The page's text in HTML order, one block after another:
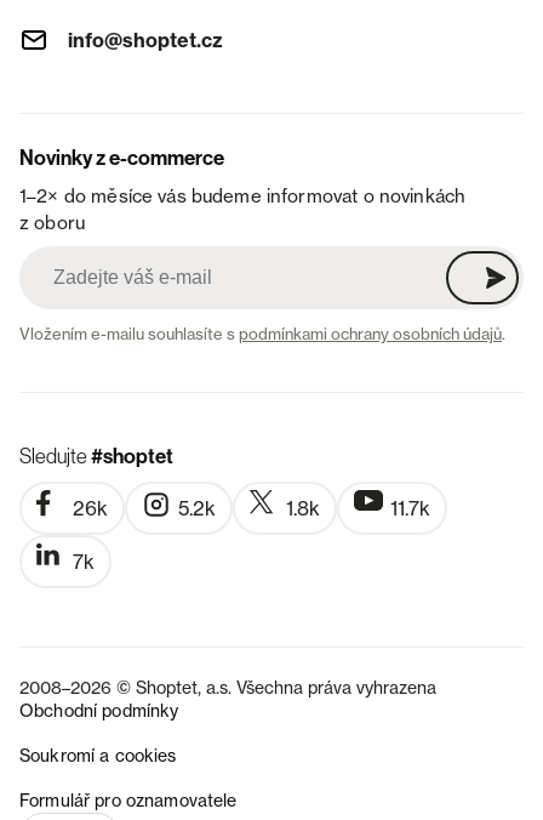
info@shoptet.cz
Novinky z e-commerce
1–2× do měsíce vás budeme informovat o novinkách
z oboru
Vložením e-mailu souhlasíte spodmínkami ochrany osobních údajů.
Sledujte#shoptet
26k 5.2k 1.8k 11.7k
7k
2008–2026 © Shoptet, a.s. Všechna práva vyhrazena
Obchodní podmínky
Soukromí a cookies
Formulář pro oznamovatele